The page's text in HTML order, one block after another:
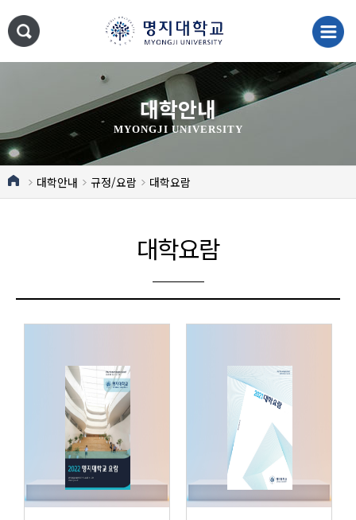
대학안내
MYONGJI UNIVERSITY
대학안내 규정/요람 대학요람
대학요람